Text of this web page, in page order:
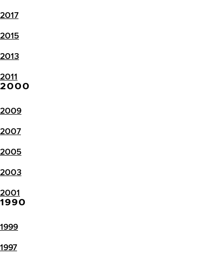
2017
2015
2013
2011
2000
2009
2007
2005
2003
2001
1990
1999
1997